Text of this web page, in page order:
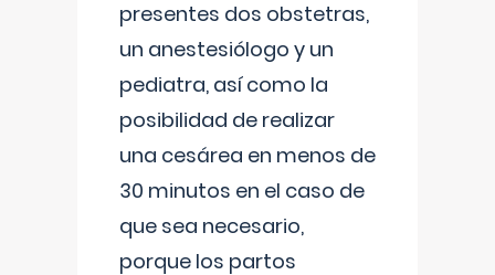
presentes dos obstetras,
un anestesiólogo y un
pediatra, así como la
posibilidad de realizar
una cesárea en menos de
30 minutos en el caso de
que sea necesario,
porque los partos